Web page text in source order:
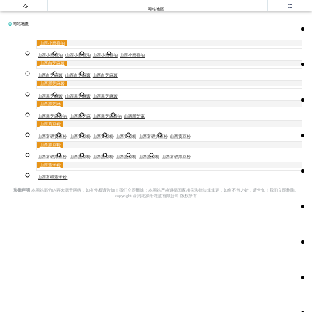

网站地图

网站地图
山西小磨香油
山西小磨香油 山西小磨香油 山西小磨香油 山西小磨香油
山西白芝麻酱
山西白芝麻酱 山西白芝麻酱 山西白芝麻酱
山西黑芝麻酱
山西黑芝麻酱 山西黑芝麻酱 山西黑芝麻酱
山西黑芝麻
山西黑芝麻香油 山西黑芝麻 山西黑芝麻香油 山西黑芝麻
山西黄豆粉
山西富硒黄豆粉 山西黄豆粉 山西黄豆粉 山西黄豆粉 山西富硒大豆粉 山西黄豆粉
山西黑豆粉
山西富硒黑豆粉 山西黑豆粉 山西黑豆粉 山西黑豆粉 山西黑豆粉 山西富硒黑豆粉
山西薏米粉
山西富硒薏米粉
法律声明 本网站部分内容来源于网络，如有侵权请告知！我们立即删除；本网站严格遵循国家相关法律法规规定，如有不当之处，请告知！我们立即删除。
copyright @河北徐府粮油有限公司 版权所有